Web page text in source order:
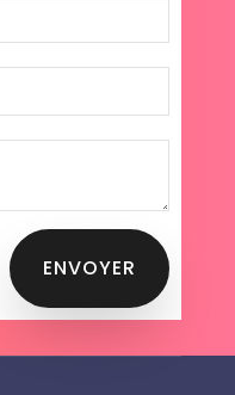
ENVOYER